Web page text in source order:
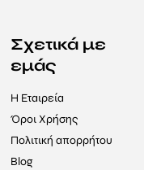
Σχετικά με
εμάς
Η Εταιρεία
Όροι Χρήσης
Πολιτική απορρήτου
Blog